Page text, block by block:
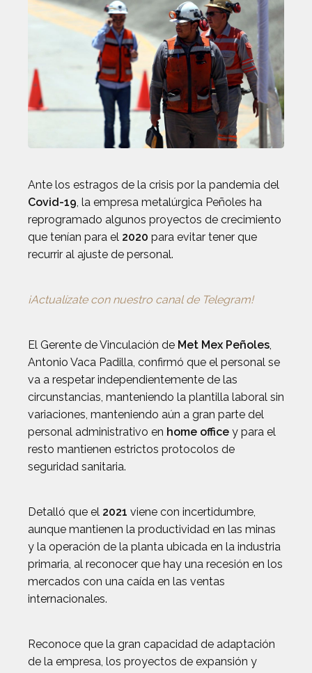
Ante los estragos de la crisis por la pandemia del
Covid-19, la empresa metalúrgica Peñoles ha
reprogramado algunos proyectos de crecimiento
que tenían para el 2020 para evitar tener que
recurrir al ajuste de personal.
¡Actualízate con nuestro canal de Telegram!
El Gerente de Vinculación de Met Mex Peñoles,
Antonio Vaca Padilla, confirmó que el personal se
va a respetar independientemente de las
circunstancias, manteniendo la plantilla laboral sin
variaciones, manteniendo aún a gran parte del
personal administrativo en home office y para el
resto mantienen estrictos protocolos de
seguridad sanitaria.
Detalló que el 2021 viene con incertidumbre,
aunque mantienen la productividad en las minas
y la operación de la planta ubicada en la industria
primaria, al reconocer que hay una recesión en los
mercados con una caída en las ventas
internacionales.
Reconoce que la gran capacidad de adaptación
de la empresa, los proyectos de expansión y